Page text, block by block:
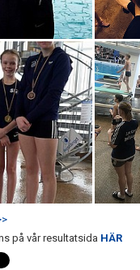
på vår resultatsida HÄR